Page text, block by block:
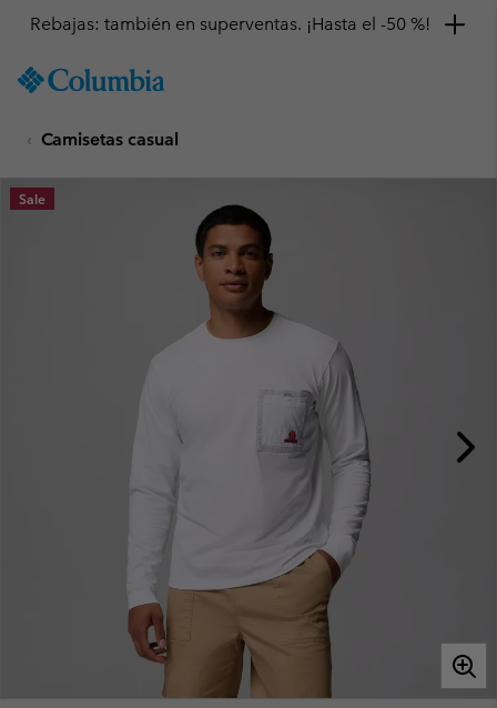
TO
SKIP
MAIN
NAV
Rebajas: también en superventas. ¡Hasta el -50 %!
Camisetas casual
Sale